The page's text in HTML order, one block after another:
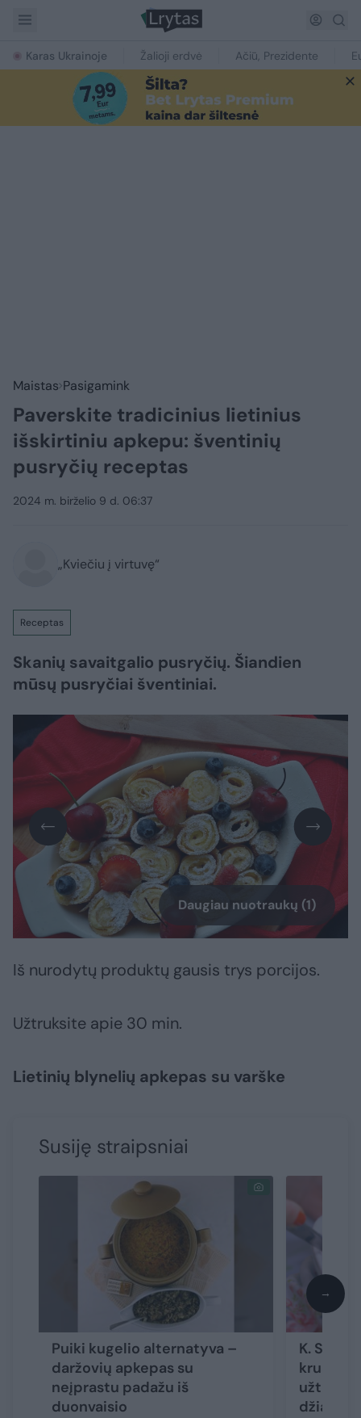
Karas Ukrainoje Žalioji erdvė Ačiū, Prezidente
Maistas Pasigamink
Paverskite tradicinius lietinius
išskirtiniu apkepu: šventinių
pusryčių receptas
2024 m. birželio 9 d. 06:37
„Kviečiu į virtuvę“
Receptas
Skanių savaitgalio pusryčių. Šiandien
mūsų pusryčiai šventiniai.
Daugiau nuotraukų (1)
Iš nurodytų produktų gausis trys porcijos.
Užtruksite apie 30 min.
Lietinių blynelių apkepas su varške
Susiję straipsniai
Puiki kugelio alternatyva –
daržovių apkepas su
neįprastu padažu iš
duonvaisio
K.
→